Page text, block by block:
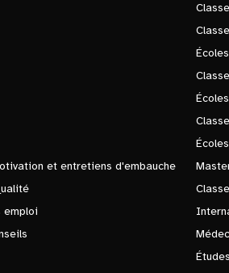
et entretiens d'embauche
emploi